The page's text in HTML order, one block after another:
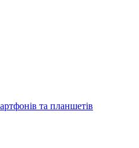
та планшетів